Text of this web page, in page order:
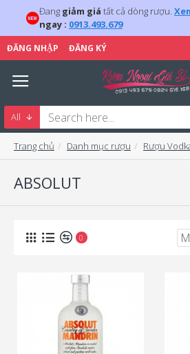
Đang giảm giá tất cả dòng rượu.
ngay : 0913.493.679
ĐĂNG NHẬP ĐĂNG KÝ
All
Trang chủ Danh mục rượu Rượu
ABSOLUT
0